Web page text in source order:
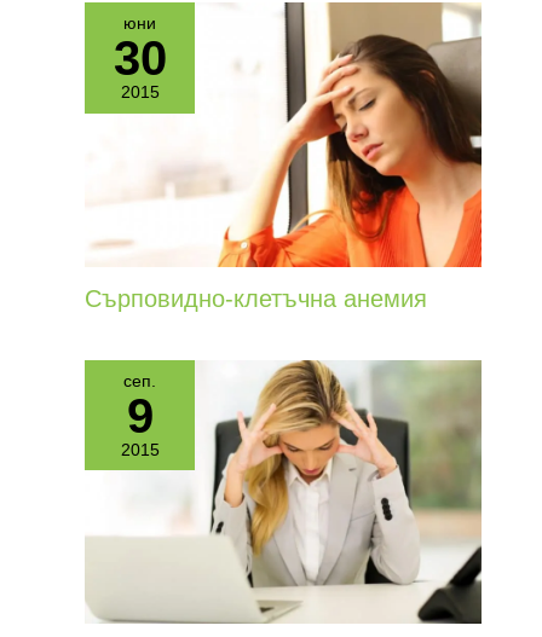
юни
30
2015
Сърповидно-клетъчна анемия
сеп.
9
2015